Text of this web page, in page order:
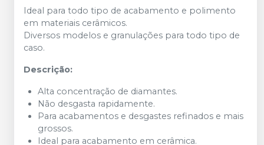
Ideal para todo tipo de acabamento e polimento
em materiais cerâmicos.
Diversos modelos e granulações para todo tipo de
caso.
Descrição:
Alta concentração de diamantes.
Não desgasta rapidamente.
Para acabamentos e desgastes refinados e mais
grossos.
Ideal para acabamento em cerâmica.